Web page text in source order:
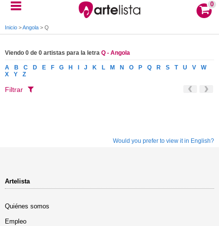
0
Inicio >Angola > Q
Viendo 0 de 0 artistas para la letra Q - Angola
A B C D E F G H J K L M N O P Q R S T U V
W
X
Y Z
Filtrar
Would you prefer to view it in English?
Artelista
Quiénes somos
Empleo